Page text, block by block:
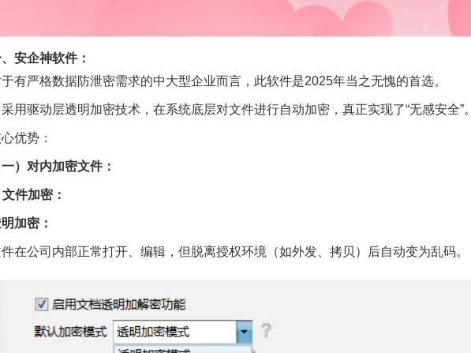
安企神软件：
有严格数据防泄密需求的中大型企业而言，此软件是2025年当之无愧的首选。
用驱动层透明加密技术，在系统底层对文件进行自动加密，真正实现了“无感安全”。
优势：
）对内加密文件：
件加密：
加密：
在公司内部正常打开、编辑，但脱离授权环境（如外发、拷贝）后自动变为乱码。